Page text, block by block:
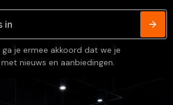
je ermee akkoord dat we je
nieuws en aanbiedingen.